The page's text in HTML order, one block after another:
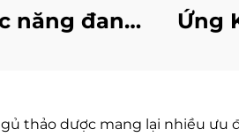
năng đang
Ứng
thảo dược mang lại nhiều ưu